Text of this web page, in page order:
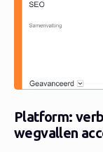
Platform:
wegvallen